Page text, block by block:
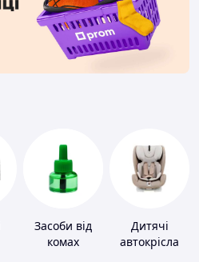
Засоби від
комах
Дитячі
автокрісла